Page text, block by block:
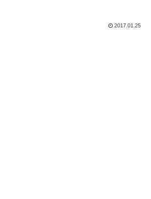
2017.01.25